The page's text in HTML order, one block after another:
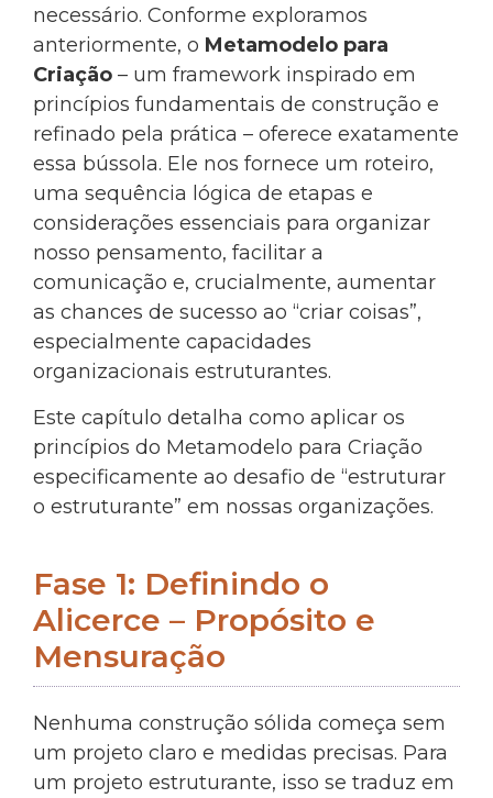
necessário. Conforme exploramos
anteriormente, o Metamodelo para
Criação – um framework inspirado em
princípios fundamentais de construção e
refinado pela prática – oferece exatamente
essa bússola. Ele nos fornece um roteiro,
uma sequência lógica de etapas e
considerações essenciais para organizar
nosso pensamento, facilitar a
comunicação e, crucialmente, aumentar
as chances de sucesso ao “criar coisas”,
especialmente capacidades
organizacionais estruturantes.
Este capítulo detalha como aplicar os
princípios do Metamodelo para Criação
especificamente ao desafio de “estruturar
o estruturante” em nossas organizações.
Fase 1: Definindo o
Alicerce – Propósito e
Mensuração
Nenhuma construção sólida começa sem
um projeto claro e medidas precisas. Para
um projeto estruturante, isso se traduz em